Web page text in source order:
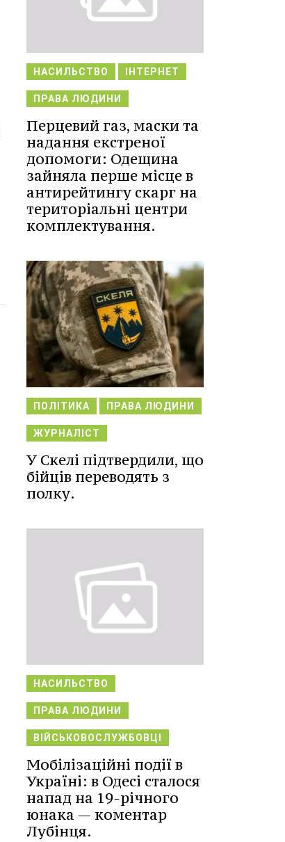
НАСИЛЬСТВО ІНТЕРНЕТ
ПРАВА ЛЮДИНИ
Перцевий газ, маски та
надання екстреної
допомоги: Одещина
зайняла перше місце в
антирейтингу скарг на
територіальні центри
комплектування.
ПОЛІТИКА ПРАВА ЛЮДИНИ
ЖУРНАЛІСТ
У Скелі підтвердили, що
бійців переводять з
полку.
НАСИЛЬСТВО
ПРАВА ЛЮДИНИ
ВІЙСЬКОВОСЛУЖБОВЦІ
Мобілізаційні події в
Україні: в Одесі сталося
напад на 19-річного
юнака — коментар
Лубінця.